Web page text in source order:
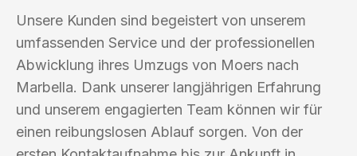
Unsere Kunden sind begeistert von unserem
umfassenden Service und der professionellen
Abwicklung ihres Umzugs von Moers nach
Marbella. Dank unserer langjährigen Erfahrung
und unserem engagierten Team können wir für
einen reibungslosen Ablauf sorgen. Von der